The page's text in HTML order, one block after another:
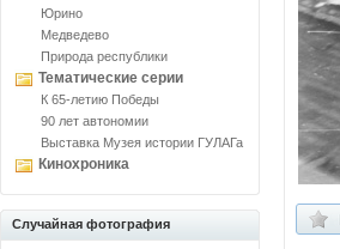
Юрино
Медведево
Природа республики
Тематические серии
К 65-летию Победы
90 лет автономии
Выставка Музея истории ГУЛАГа
Кинохроника
Случайная фотография